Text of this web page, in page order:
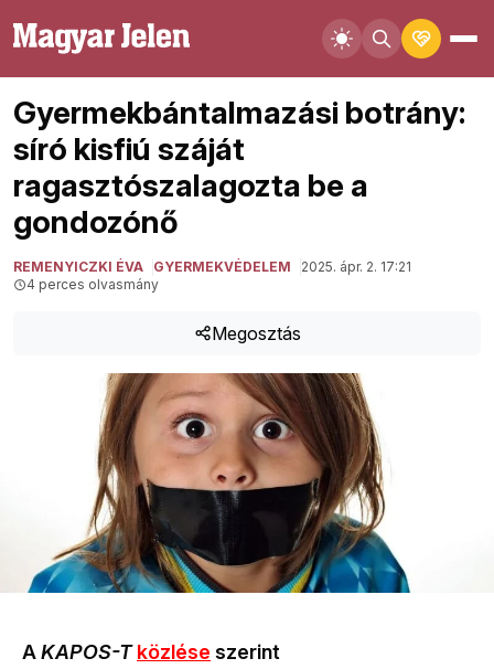
Gyermekbántalmazási botrány:
síró kisfiú száját
ragasztószalagozta be a
gondozónő
REMENYICZKI ÉVA GYERMEKVÉDELEM
2025. ápr. 2. 17:21
4 perces olvasmány
Megosztás
AKAPOS-T közlése szerint